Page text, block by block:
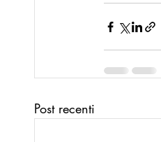
Post recenti